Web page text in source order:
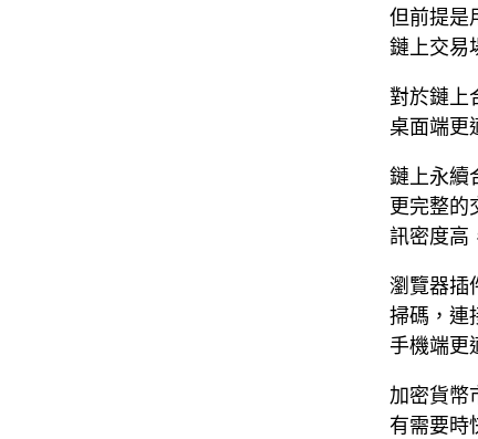
但前提是
鏈上交易
對於鏈上
桌面端更
鏈上永續
更完整的
訊密度高
瀏覽器插
掃碼，連
手機端更
加密貨幣
有需要時